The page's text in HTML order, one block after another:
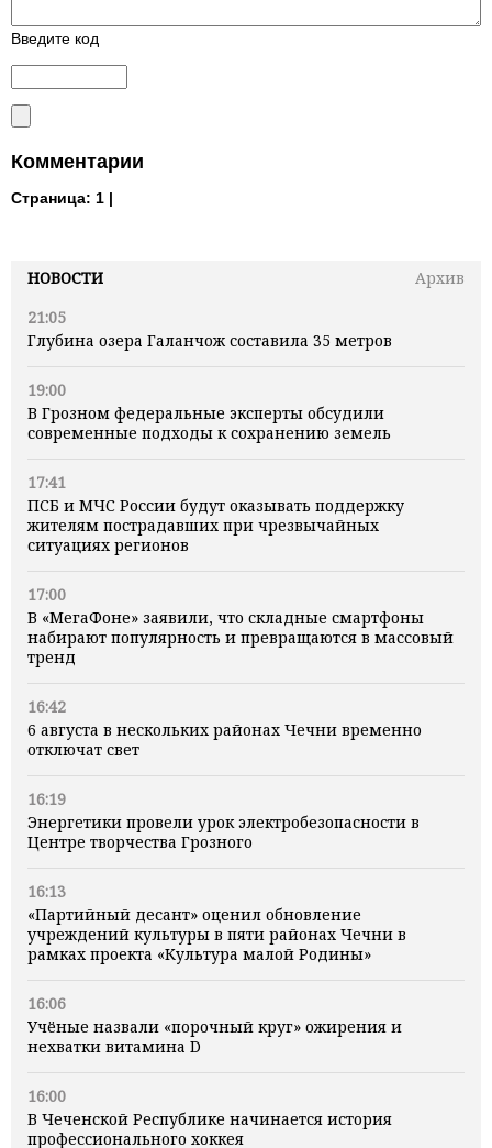
НОВОСТИ
Архив
21:05
Глубина озера Галанчож составила 35 метров
19:00
В Грозном федеральные эксперты обсудили
современные подходы к сохранению земель
17:41
ПСБ и МЧС России будут оказывать поддержку
жителям пострадавших при чрезвычайных
ситуациях регионов
17:00
В «МегаФоне» заявили, что складные смартфоны
набирают популярность и превращаются в массовый
тренд
16:42
6 августа в нескольких районах Чечни временно
отключат свет
16:19
Энергетики провели урок электробезопасности в
Центре творчества Грозного
16:13
«Партийный десант» оценил обновление
учреждений культуры в пяти районах Чечни в
рамках проекта «Культура малой Родины»
16:06
Учёные назвали «порочный круг» ожирения и
нехватки витамина D
16:00
В Чеченской Республике начинается история
профессионального хоккея
Введите код
Комментарии
Страница: 1 |